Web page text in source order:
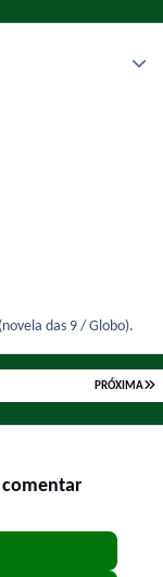
das 9 / Globo).
PRÓXIMA